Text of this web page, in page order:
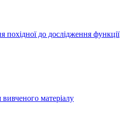
похідної до дослідження функції
матеріалу